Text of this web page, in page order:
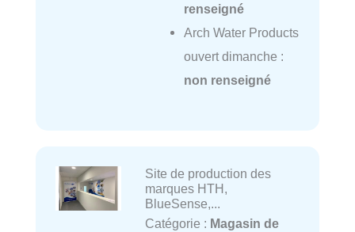
renseigné
Arch Water Products
ouvert dimanche :
non renseigné
Site de production des
marques HTH,
BlueSense,...
Catégorie : Magasin de